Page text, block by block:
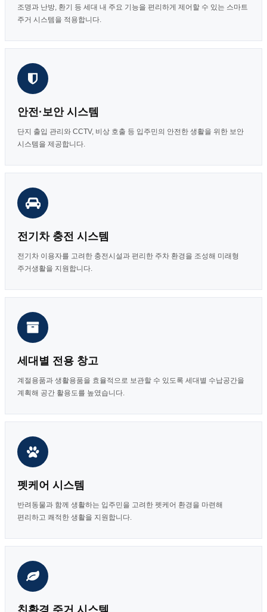
조명과 난방, 환기 등 세대 내 주요 기능을 편리하게 제어할 수 있는 스마트
주거 시스템을 적용합니다.
안전·보안 시스템
단지 출입 관리와 CCTV, 비상 호출 등 입주민의 안전한 생활을 위한 보안
시스템을 제공합니다.
전기차 충전 시스템
전기차 이용자를 고려한 충전시설과 편리한 주차 환경을 조성해 미래형
주거생활을 지원합니다.
세대별 전용 창고
계절용품과 생활용품을 효율적으로 보관할 수 있도록 세대별 수납공간을
계획해 공간 활용도를 높였습니다.
펫케어 시스템
반려동물과 함께 생활하는 입주민을 고려한 펫케어 환경을 마련해
편리하고 쾌적한 생활을 지원합니다.